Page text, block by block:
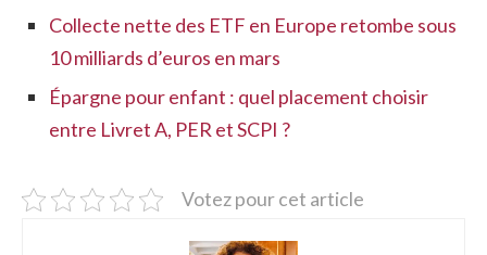
Collecte nette des ETF en Europe retombe sous
10 milliards d’euros en mars
Épargne pour enfant : quel placement choisir
entre Livret A, PER et SCPI ?
Votez pour cet article